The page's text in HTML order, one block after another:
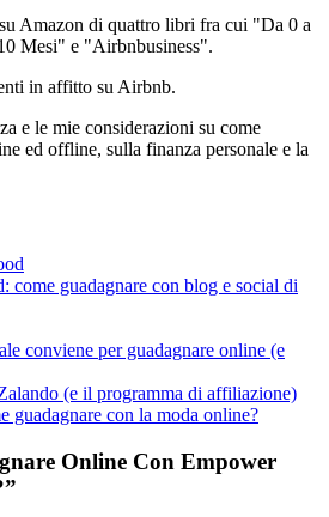
Amazon di quattro libri fra cui "Da 0 a
Mesi" e "Airbnbusiness".
in affitto su Airbnb.
e le mie considerazioni su come
ed offline, sulla finanza personale e la
guadagnare con blog e social di
conviene per guadagnare online (e
guadagnare con la moda online?
Online Con Empower